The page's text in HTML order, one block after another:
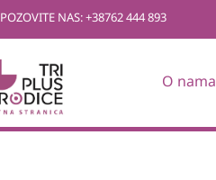
POZOVITE NAS: +38762 444 893
O nama